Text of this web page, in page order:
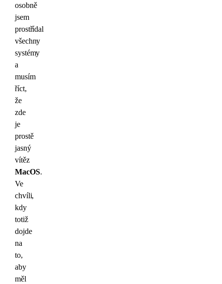
osobně
jsem
prostřídal
všechny
systémy
a
musím
říct,
že
zde
je
prostě
jasný
vítěz
MacOS.
Ve
chvíli,
kdy
totiž
dojde
na
to,
aby
měl